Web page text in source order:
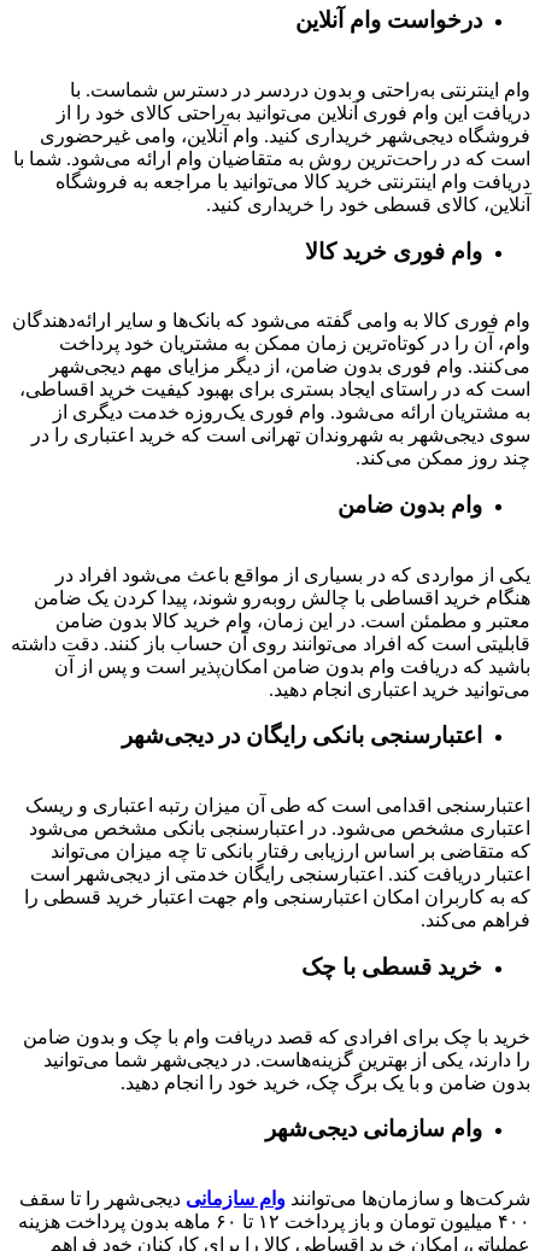
درخواست وام آنلاین
وام اینترنتی به‌راحتی و بدون دردسر در دسترس شماست. با
دریافت این وام فوری آنلاین می‌توانید به‌راحتی کالای خود را از
فروشگاه دیجی‌شهر خریداری کنید. وام آنلاین، وامی غیرحضوری
است که در راحت‌ترین روش به متقاضیان وام ارائه می‌شود. شما با
دریافت وام اینترنتی خرید کالا می‌توانید با مراجعه به فروشگاه
آنلاین، کالای قسطی خود را خریداری کنید.
وام فوری خرید کالا
وام فوری کالا به وامی گفته می‌شود که بانک‌ها و سایر ارائه‌دهندگان
وام، آن را در کوتاه‌ترین زمان ممکن به مشتریان خود پرداخت
می‌کنند. وام فوری بدون ضامن، از دیگر مزایای مهم دیجی‌شهر
است که در راستای ایجاد بستری برای بهبود کیفیت خرید اقساطی،
به مشتریان ارائه می‌شود. وام فوری یک‌روزه خدمت دیگری از
سوی دیجی‌شهر به شهروندان تهرانی است که خرید اعتباری را در
چند روز ممکن می‌کند.
وام بدون ضامن
یکی از مواردی که در بسیاری از مواقع باعث می‌شود افراد در
هنگام خرید اقساطی با چالش روبه‌رو شوند، پیدا کردن یک ضامن
معتبر و مطمئن است. در این زمان، وام خرید کالا بدون ضامن
قابلیتی است که افراد می‌توانند روی آن حساب باز کنند. دقت داشته
باشید که دریافت وام بدون ضامن امکان‌پذیر است و پس از آن
می‌توانید خرید اعتباری انجام دهید.
اعتبارسنجی بانکی رایگان در دیجی‌شهر
اعتبارسنجی اقدامی است که طی آن میزان رتبه اعتباری و ریسک
اعتباری مشخص می‌شود. در اعتبارسنجی بانکی مشخص می‌شود
که متقاضی بر اساس ارزیابی رفتار بانکی تا چه میزان می‌تواند
اعتبار دریافت کند. اعتبارسنجی رایگان خدمتی از دیجی‌شهر است
که به کاربران امکان اعتبارسنجی وام جهت اعتبار خرید قسطی را
فراهم می‌کند.
خرید قسطی با چک
خرید با چک برای افرادی که قصد دریافت وام با چک و بدون ضامن
را دارند، یکی از بهترین گزینه‌هاست. در دیجی‌شهر شما می‌توانید
بدون ضامن و با یک برگ چک، خرید خود را انجام دهید.
وام سازمانی دیجی‌شهر
شرکت‌ها و سازمان‌ها می‌توانند وام سازمانی دیجی‌شهر را تا سقف
۴۰۰ میلیون تومان و باز پرداخت ۱۲ تا ۶۰
ماهه بدون پرداخت هزینه
عملیاتی، امکان خرید اقساطی کالا را برای کارکنان خود فراهم